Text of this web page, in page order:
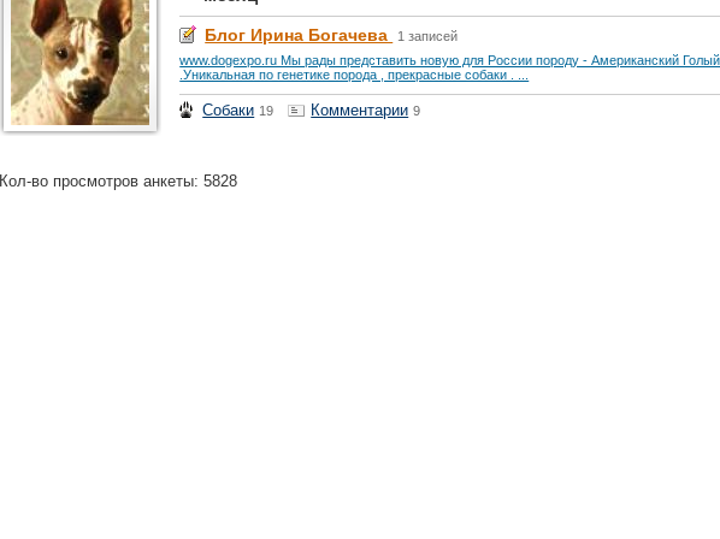
Блог Ирина Богачева
1 записей
www.dogexpo.ru Мы рады представить новую для России породу - Американский
.Уникальная по генетике порода , прекрасные собаки . ...
Собаки 19 Комментарии 9
Кол-во просмотров анкеты: 5828